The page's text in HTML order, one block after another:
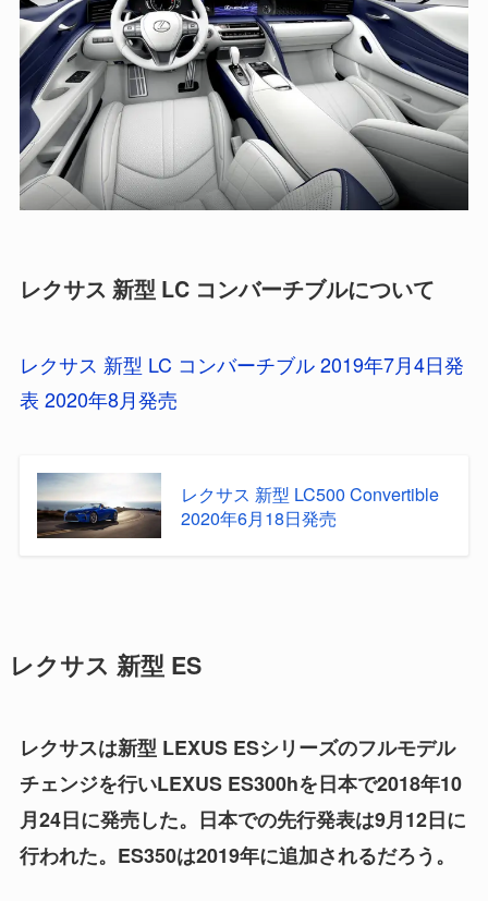
レクサス 新型 LC コンバーチブルについて
レクサス 新型 LC コンバーチブル 2019年7月4日発
表 2020年8月発売
レクサス 新型 LC500 Convertible
2020年6月18日発売
レクサス 新型 ES
レクサスは新型 LEXUS ESシリーズのフルモデル
チェンジを行いLEXUS ES300hを日本で2018年10
月24日に発売した。日本での先行発表は9月12日に
行われた。ES350は2019年に追加されるだろう。